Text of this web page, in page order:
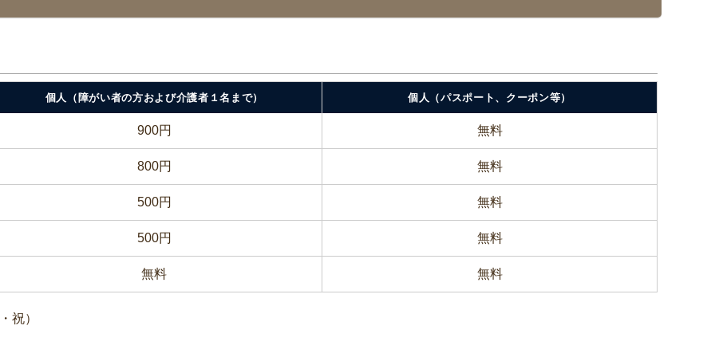
個人（障がい者の方および介護者１名まで） 個人（パスポート、クーポン等）
900円 無料
800円 無料
500円 無料
500円 無料
無料 無料
祝）